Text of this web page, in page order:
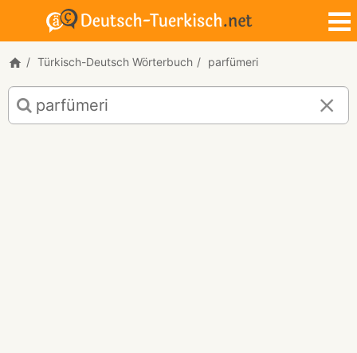
Türkisch-Deutsch Wörterbuch parfümeri
Türkisch-
Deutsch
Übersetzung